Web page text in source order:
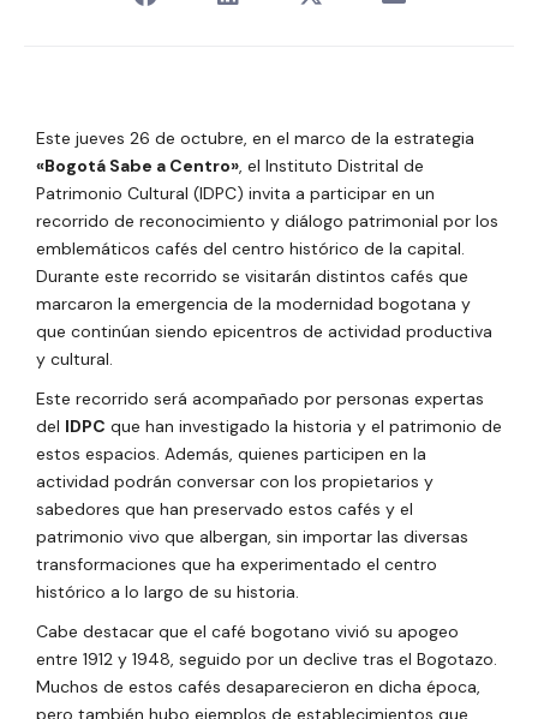
Este jueves 26 de octubre, en el marco de la estrategia
«Bogotá Sabe a Centro», el Instituto Distrital de
Patrimonio Cultural (IDPC) invita a participar en un
recorrido de reconocimiento y diálogo patrimonial por los
emblemáticos cafés del centro histórico de la capital.
Durante este recorrido se visitarán distintos cafés que
marcaron la emergencia de la modernidad bogotana y
que continúan siendo epicentros de actividad productiva
y cultural.
Este recorrido será acompañado por personas expertas
del IDPC que han investigado la historia y el patrimonio de
estos espacios. Además, quienes participen en la
actividad podrán conversar con los propietarios y
sabedores que han preservado estos cafés y el
patrimonio vivo que albergan, sin importar las diversas
transformaciones que ha experimentado el centro
histórico a lo largo de su historia.
Cabe destacar que el café bogotano vivió su apogeo
entre 1912 y 1948, seguido por un declive tras el Bogotazo.
Muchos de estos cafés desaparecieron en dicha época,